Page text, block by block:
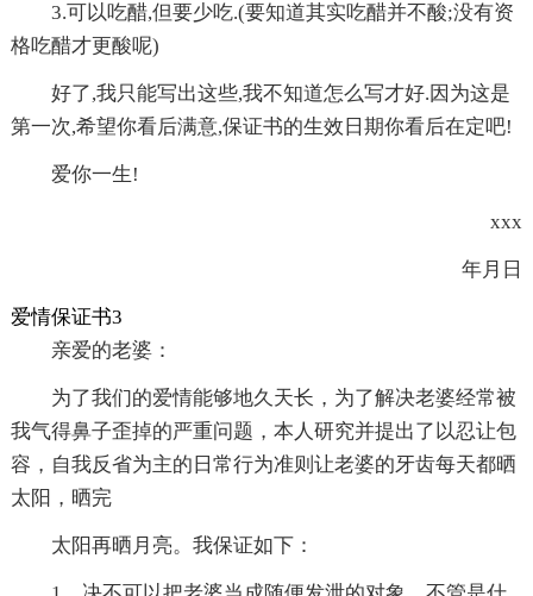
3.可以吃醋,但要少吃.(要知道其实吃醋并不酸;没有资
格吃醋才更酸呢)
好了,我只能写出这些,我不知道怎么写才好.因为这是
第一次,希望你看后满意,保证书的生效日期你看后在定吧!
爱你一生!
xxx
年月日
爱情保证书3
亲爱的老婆：
为了我们的爱情能够地久天长，为了解决老婆经常被
我气得鼻子歪掉的严重问题，本人研究并提出了以忍让包
容，自我反省为主的日常行为准则让老婆的牙齿每天都晒
太阳，晒完
太阳再晒月亮。我保证如下：